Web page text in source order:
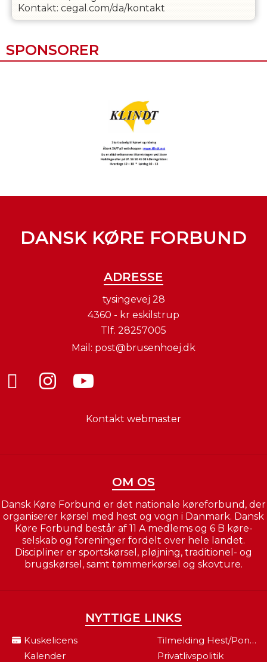
Kontakt: cegal.com/da/kontakt
SPONSORER
DANSK KØRE FORBUND
ADRESSE
tysingevej 28
4360 - kr eskilstrup
Tlf. 28257005
Mail: post@brusenhoej.dk
Kontakt webmaster
OM OS
Dansk Køre Forbund er det nationale køreforbund, der
organiserer kørsel med hest og vogn i Danmark. Dansk
Køre Forbund består af 11 A medlems og 6 B køre-
selskab og foreninger fordelt over hele landet.
Discipliner er sportskørsel, pløjning, traditionel- og
brugskørsel, samt tømmerkørsel og skovture.
NYTTIGE LINKS
Kuskelicens
Tilmelding Hest/pony Til Fei
Kalender
Privatlivspolitik